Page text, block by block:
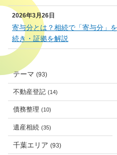
寄与分とは？相続で「寄与分」
続き・証拠を解説
2026年3月26日
テーマ (93)
不動産登記 (14)
債務整理 (10)
遺産相続 (35)
千葉エリア (93)